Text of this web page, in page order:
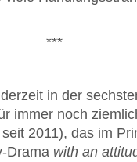
***
in der
immer noch
2011), das im
Drama with an